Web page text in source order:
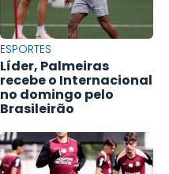
ESPORTES
Líder, Palmeiras
recebe o Internacional
no domingo pelo
Brasileirão